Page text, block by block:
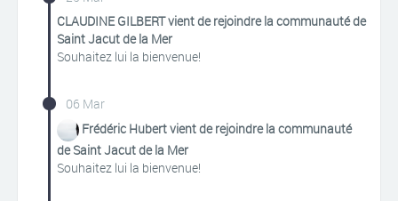
CLAUDINE GILBERT vient de rejoindre la communauté de
Saint Jacut de la Mer
Souhaitez lui la bienvenue!
06 Mar
Frédéric Hubert vient de rejoindre la communauté
de Saint Jacut de la Mer
Souhaitez lui la bienvenue!